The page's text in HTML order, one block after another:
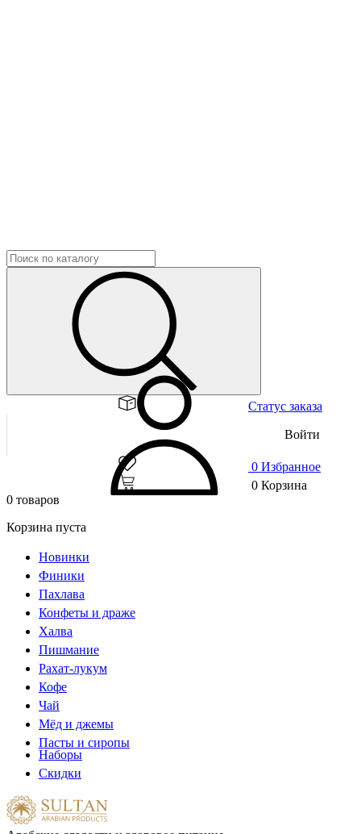
Статус заказа
Войти
0 Избранное
0 Корзина
0 товаров
Корзина пуста
Новинки
Финики
Пахлава
Конфеты и драже
Халва
Пишмание
Рахат-лукум
Кофе
Чай
Мёд и джемы
Пасты и сиропы
Наборы
Скидки